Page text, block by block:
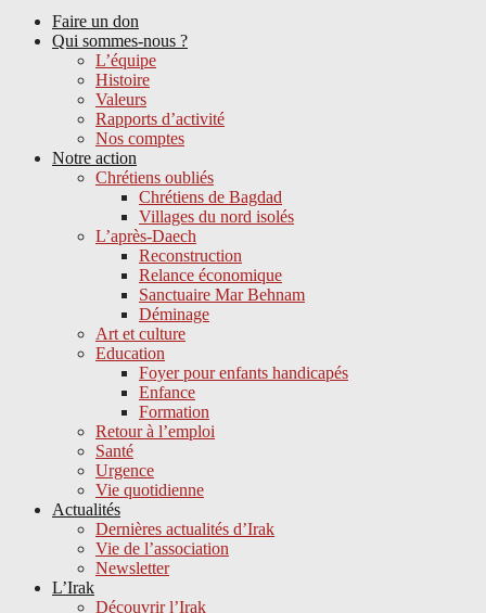
Faire un don
Qui sommes-nous ?
L’équipe
Histoire
Valeurs
Rapports d’activité
Nos comptes
Notre action
Chrétiens oubliés
Chrétiens de Bagdad
Villages du nord isolés
L’après-Daech
Reconstruction
Relance économique
Sanctuaire Mar Behnam
Déminage
Art et culture
Education
Foyer pour enfants handicapés
Enfance
Formation
Retour à l’emploi
Santé
Urgence
Vie quotidienne
Actualités
Dernières actualités d’Irak
Vie de l’association
Newsletter
L’Irak
Découvrir l’Irak